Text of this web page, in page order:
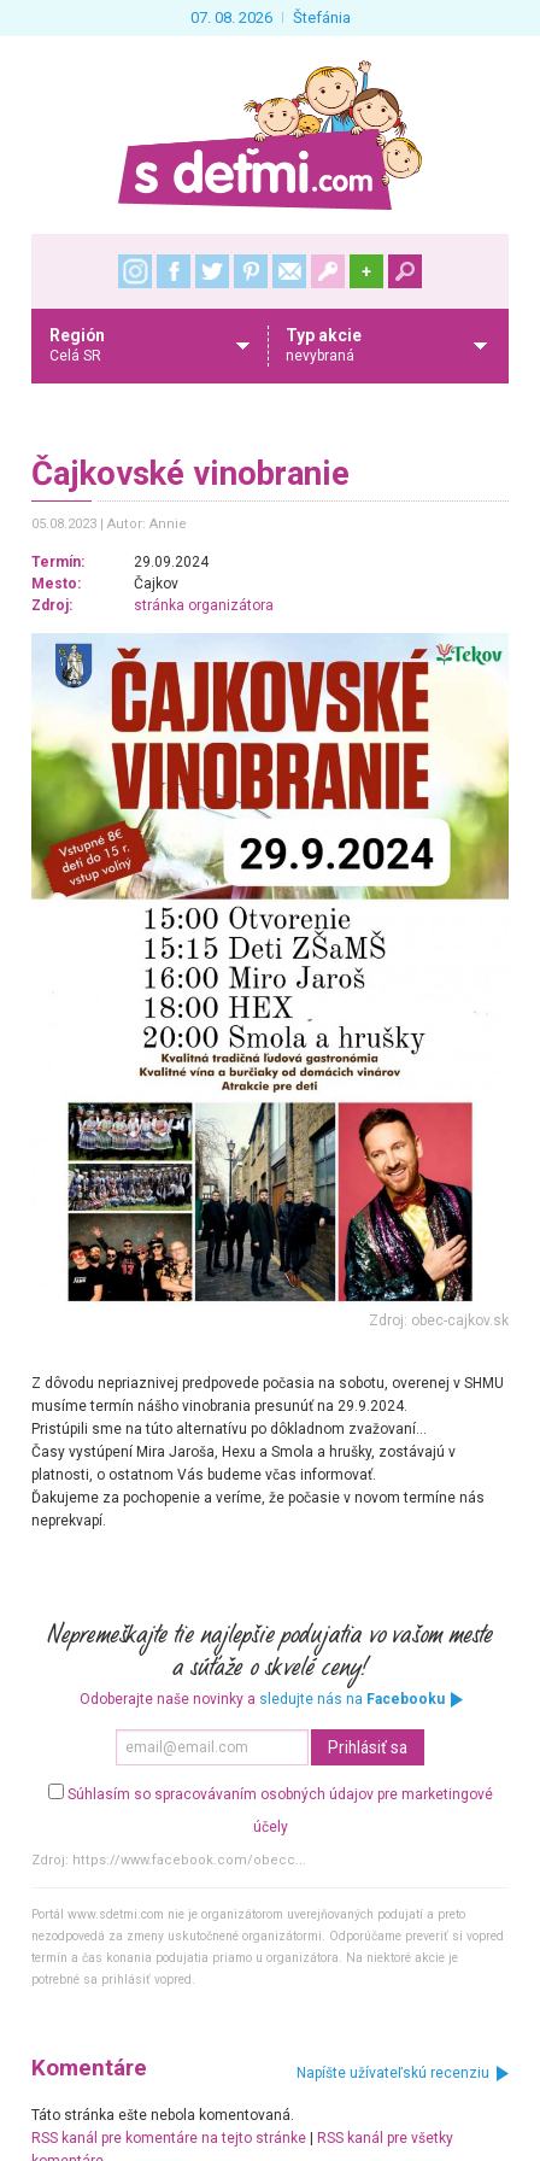
07. 08. 2026 Štefánia
+
Región
Celá SR
Typ akcie
nevybraná
Čajkovské vinobranie
05.08.2023 Autor: Annie
Termín:
29.09.2024
Mesto:
Čajkov
Zdroj:
stránka organizátora
Zdroj: obec-cajkov.sk
Z dôvodu nepriaznivej predpovede počasia na sobotu, overenej v SHMU
musíme termín nášho vinobrania presunúť na 29.9.2024.
Pristúpili sme na túto alternatívu po dôkladnom zvažovaní...
Časy vystúpení Mira Jaroša, Hexu a Smola a hrušky, zostávajú v
platnosti, o ostatnom Vás budeme včas informovať.
Ďakujeme za pochopenie a veríme, že počasie v novom termíne nás
neprekvapí.
Odoberajte naše novinky a sledujte nás na Facebooku
Súhlasím so spracovávaním osobných údajov pre marketingové
účely
Zdroj: https://www.facebook.com/obecc...
Portál www.sdetmi.com nie je organizátorom uverejňovaných podujatí a preto
nezodpovedá za zmeny uskutočnené organizátormi. Odporúčame preveriť si vopred
termín a čas konania podujatia priamo u organizátora. Na niektoré akcie je
potrebné sa prihlásiť vopred.
Komentáre Napíšte užívateľskú recenziu
Táto stránka ešte nebola komentovaná.
RSS kanál pre komentáre na tejto stránke|
RSS kanál pre všetky